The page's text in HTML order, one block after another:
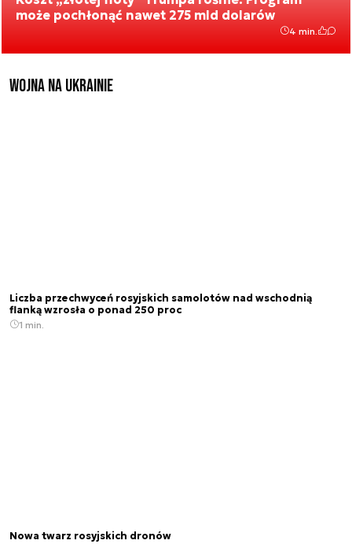
może pochłonąć nawet 275 mld dolarów
4 min.
Wojna na Ukrainie
Liczba przechwyceń rosyjskich samolotów nad wschodnią
flanką wzrosła o ponad 250 proc
1 min.
Nowa twarz rosyjskich dronów